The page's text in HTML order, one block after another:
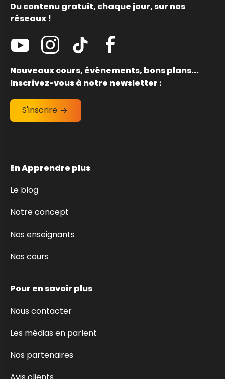
Du contenu gratuit, chaque jour, sur nos
réseaux !
Nouveaux cours, événements, bons plans...
Inscrivez-vous à notre newsletter :
S'inscrire
En Apprendre plus
Le blog
Notre concept
Nos enseignants
Nos cours
Pour en savoir plus
Nous contacter
Les médias en parlent
Nos partenaires